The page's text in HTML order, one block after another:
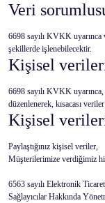
Veri
6698 sayılı KVKK uyarınca
şekillerde işlenebilecektir.
Kişisel
6698 sayılı KVKK
düzenlenerek, kısacası
Kişisel
Paylaştığınız kişisel veriler,
Müşterilerimize verdiğimiz
6563 sayılı Elektronik
Sağlayıcılar Hakkında